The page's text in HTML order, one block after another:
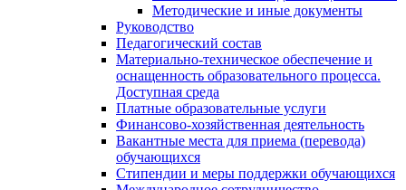
Методические и иные документы
Руководство
Педагогический состав
Материально-техническое обеспечение и
оснащенность образовательного процесса.
Доступная среда
Платные образовательные услуги
Финансово-хозяйственная деятельность
Вакантные места для приема (перевода)
обучающихся
Стипендии и меры поддержки обучающихся